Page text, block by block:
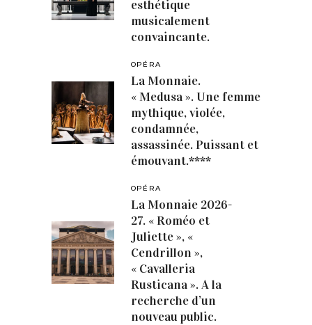
esthétique
musicalement
convaincante.
OPÉRA
La Monnaie.
« Medusa ». Une femme
mythique, violée,
condamnée,
assassinée. Puissant et
émouvant.****
OPÉRA
La Monnaie 2026-
27. « Roméo et
Juliette », «
Cendrillon »,
« Cavalleria
Rusticana ». A la
recherche d’un
nouveau public.